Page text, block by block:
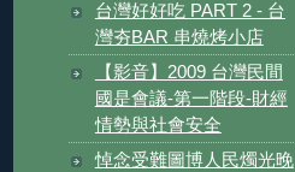
台灣好好吃 PART 2 - 台
灣夯BAR 串燒烤小店
【影音】2009 台灣民間
國是會議-第一階段-財經
情勢與社會安全
悼念受難圖博人民燭光晚